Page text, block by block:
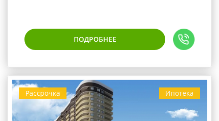
ПОДРОБНЕЕ
Ипотека
Рассрочка